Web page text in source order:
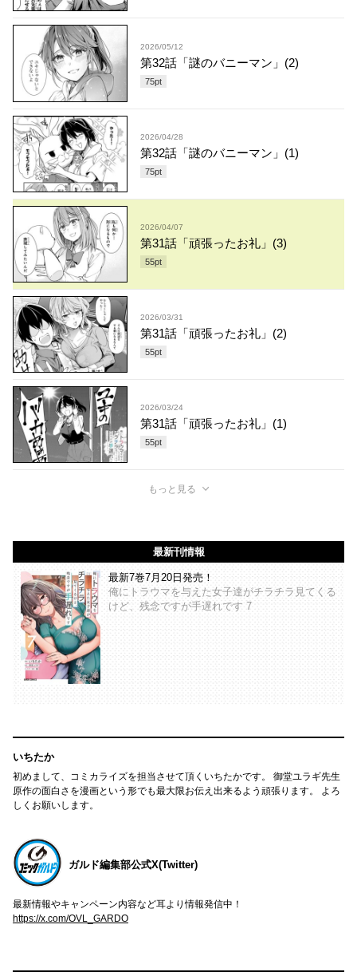
2026/05/12
第32話「謎のバニーマン」(2)
75pt
2026/04/28
第32話「謎のバニーマン」(1)
75pt
2026/04/07
第31話「頑張ったお礼」(3)
55pt
2026/03/31
第31話「頑張ったお礼」(2)
55pt
2026/03/24
第31話「頑張ったお礼」(1)
55pt
もっと見る
最新刊情報
最新7巻7月20日発売！
俺にトラウマを与えた女子達がチラチラ見てくる
けど、残念ですが手遅れです 7
いちたか
初めまして、コミカライズを担当させて頂くいちたかです。 御堂ユラギ先生
原作の面白さを漫画という形でも最大限お伝え出来るよう頑張ります。 よろ
しくお願いします。
ガルド編集部公式X(Twitter)
最新情報やキャンペーン内容など耳より情報発信中！
https://x.com/OVL_GARDO